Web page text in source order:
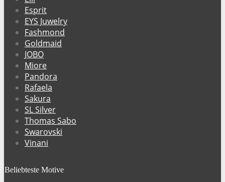
Esprit
EYS Juwelry
Fashmond
Goldmaid
JOBO
Miore
Pandora
Rafaela
Sakura
SL Silver
Thomas Sabo
Swarovski
Vinani
Beliebteste Motive